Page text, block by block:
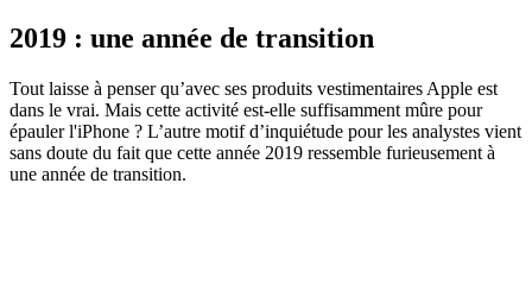
2019 : une année de transition
Tout laisse à penser qu’avec ses produits vestimentaires Apple est
dans le vrai. Mais cette activité est-elle suffisamment mûre pour
épauler l'iPhone ? L’autre motif d’inquiétude pour les analystes vient
sans doute du fait que cette année 2019 ressemble furieusement à
une année de transition.